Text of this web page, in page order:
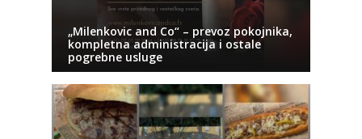
„Milenkovic and Co“ – prevoz pokojnika,
kompletna administracija i ostale
pogrebne usluge